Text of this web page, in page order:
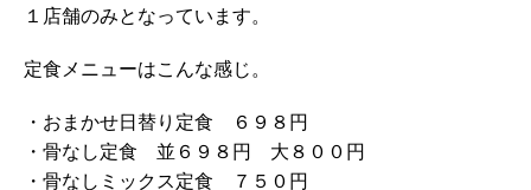
１店舗のみとなっています。
定食メニューはこんな感じ。
・おまかせ日替り定食 ６９８円
・骨なし定食 並６９８円 大８００円
・骨なしミックス定食 ７５０円